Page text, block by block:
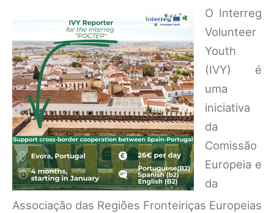
O Interreg
Volunteer
Youth
(IVY) é
uma
iniciativa
da
Comissão
Europeia e
da
Associação das Regiões Fronteiriças Europeias